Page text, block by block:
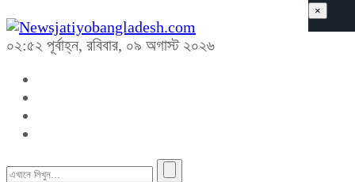
০২:৫২ পূর্বাহ্ন, রবিবার, ০৯ অগাস্ট ২০২৬
×